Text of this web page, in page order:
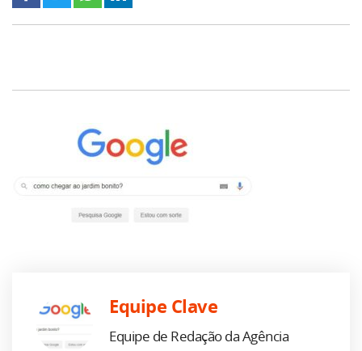
Equipe Clave
Equipe de Redação da Agência